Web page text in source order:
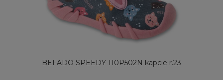
BEFADO SPEEDY 110P502N kapcie r.23